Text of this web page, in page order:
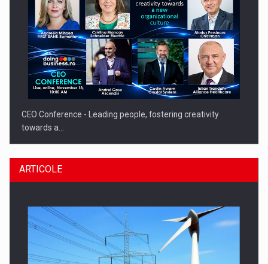
CEO Conference - Leading people, fostering creativity
towards a…
ARTICOLE